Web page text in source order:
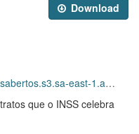
Download
INSS+-+Contratos+(GCWEB)/contratos-inss-05-2023.csv
que o INSS celebra